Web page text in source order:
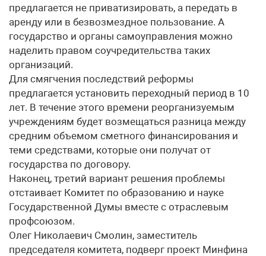
предлагается не приватизировать, а передать в
аренду или в безвозмездное пользование. А
государство и органы самоуправления можно
наделить правом соучредительства таких
организаций.
Для смягчения последствий реформы
предлагается установить переходный период в 10
лет. В течение этого времени реорганизуемым
учреждениям будет возмещаться разница между
средним объемом сметного финансирования и
теми средствами, которые они получат от
государства по договору.
Наконец, третий вариант решения проблемы
отстаивает Комитет по образованию и науке
Государственной Думы вместе с отраслевым
профсоюзом.
Олег Николаевич Смолин, заместитель
председателя комитета, подверг проект Минфина